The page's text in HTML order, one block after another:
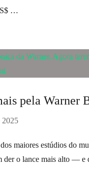
…
pela Warner
2025
maiores estúdios do
der o lance mais alto — e